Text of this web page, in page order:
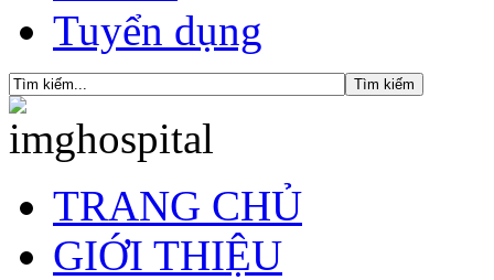
Tuyển dụng
TRANG CHỦ
GIỚI THIỆU